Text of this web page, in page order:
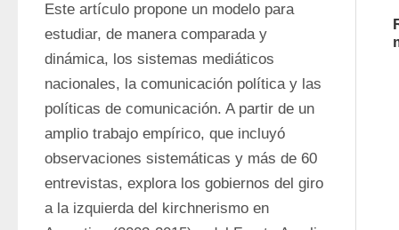
Este artículo propone un modelo para
estudiar, de manera comparada y
dinámica, los sistemas mediáticos
nacionales, la comunicación política y las
políticas de comunicación. A partir de un
amplio trabajo empírico, que incluyó
observaciones sistemáticas y más de 60
entrevistas, explora los gobiernos del giro
a la izquierda del kirchnerismo en